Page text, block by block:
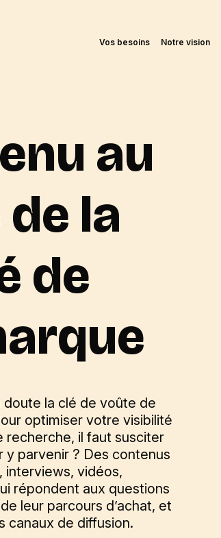
Vos besoins Notre vision
au
la
de
doute la clé de voûte de
optimiser votre visibilité
recherche, il faut susciter
y parvenir ? Des contenus
interviews, vidéos,
répondent aux questions
leur parcours d’achat, et
canaux de diffusion.